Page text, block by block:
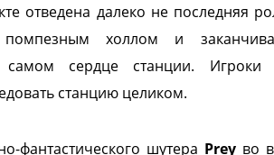
отведена далеко не последняя
холлом и
сердце станции. Игроки
станцию целиком.
фантастического шутера Prey во